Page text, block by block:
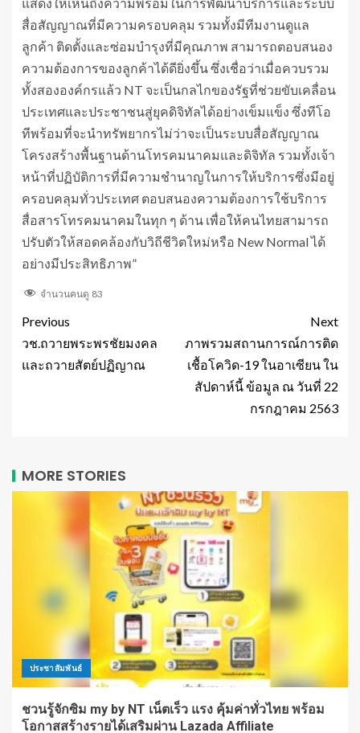
สื่อสัญญาณที่มีความครอบคลุม รวมทั้งมีทีมงานดูแล
ลูกค้า ติดตั้งและซ่อมบำรุงที่มีคุณภาพ สามารถตอบสนอง
ความต้องการของลูกค้าได้ดียิ่งขึ้น ซึ่งเชื่อว่าเมื่อควบรวม
ทั้งสององค์กรแล้ว NT จะเป็นกลไกของรัฐที่ช่วยขับเคลื่อน
ประเทศและประชาชนสู่ยุคดิจิทัลได้อย่างเข็มแข็ง ซึ่งทีโอ
ทีพร้อมที่จะนำทรัพยากรไม่ว่าจะเป็นระบบสื่อสัญญาณ
โครงสร้างพื้นฐานด้านโทรคมนาคมและดิจิทัล รวมทั้งเจ้า
หน้าที่ปฏิบัติการที่มีความชำนาญในการให้บริการซึ่งมีอยู่
ครอบคลุมทั่วประเทศ ตอบสนองความต้องการใช้บริการ
สื่อสารโทรคมนาคมในทุก ๆ ด้าน เพื่อให้คนไทยสามารถ
ปรับตัวให้สอดคล้องกับวิถีชีวิตใหม่หรือ New Normal ได้
อย่างมีประสิทธิภาพ”
จำนวนคนดู 83
Previous
วช.ถวายพระพรชัยมงคล
และถวายสัตย์ปฏิญาณ
Next
ภาพรวมสถานการณ์การติด
เชื้อโควิด-19 ในอาเซียน ใน
สัปดาห์นี้ ข้อมูล ณ วันที่ 22
กรกฎาคม 2563
MORE STORIES
ประชาสัมพันธ์
ชวนรู้จักซิม my by NT เน็ตเร็ว แรง คุ้มค่าทั่วไทย พร้อม
โอกาสสร้างรายได้เสริมผ่าน Lazada Affiliate